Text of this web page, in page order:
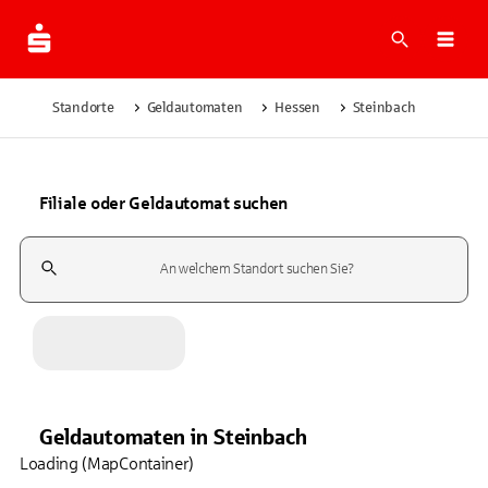
Suche
Standorte Geldautomaten Hessen Steinbach
Filiale oder Geldautomat suchen
Suchfeld
Geldautomaten in Steinbach
Loading (MapContainer)